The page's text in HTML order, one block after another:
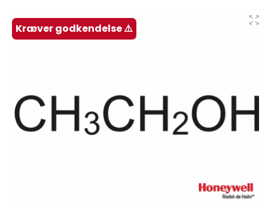
Kræver godkendelse ⚠️